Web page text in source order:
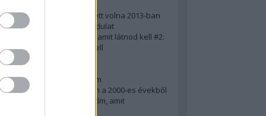
15(+1) film, amit látnod kellett volna 2013-ban
A 15 legnagyobb filmes fordulat
50 posztapokaliptikus film, amit látnod kell #2:
10 zombifilm, amit látnod kell
A 10 legjobb gengszterfilm
A 10 legjobb Brad Pitt-film
A 10 legjobb Mel Gibson-film
Az igazi 10 legjobb akciófilm a 2000-es évekből
10 iszonyatos magyar filmcím, amit